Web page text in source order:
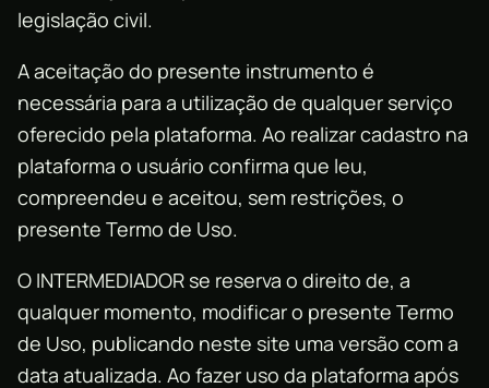
legislação civil.
A aceitação do presente instrumento é
necessária para a utilização de qualquer serviço
oferecido pela plataforma. Ao realizar cadastro na
plataforma o usuário confirma que leu,
compreendeu e aceitou, sem restrições, o
presente Termo de Uso.
O INTERMEDIADOR se reserva o direito de, a
qualquer momento, modificar o presente Termo
de Uso, publicando neste site uma versão com a
data atualizada. Ao fazer uso da plataforma após